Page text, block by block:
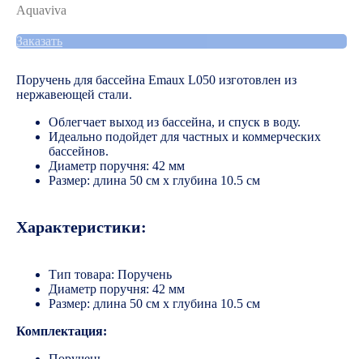
Aquaviva
Заказать
Поручень для бассейна Emaux L050 изготовлен из
нержавеющей стали.
Облегчает выход из бассейна, и спуск в воду.
Идеально подойдет для частных и коммерческих
бассейнов.
Диаметр поручня: 42 мм
Размер: длина 50 см х глубина 10.5 см
Характеристики:
Тип товара: Поручень
Диаметр поручня: 42 мм
Размер: длина 50 см х глубина 10.5 см
Комплектация: